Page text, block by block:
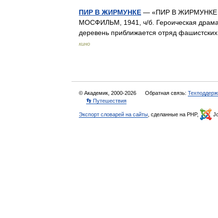
ПИР В ЖИРМУНКЕ — «ПИР В ЖИРМУНКЕ
МОСФИЛЬМ, 1941, ч/б. Героическая драма.
деревень приближается отряд
кино
© Академик, 2000-2026 Обратная связь:
👣 Путешествия
Экспорт словарей на сайты , сделанные на PHP,